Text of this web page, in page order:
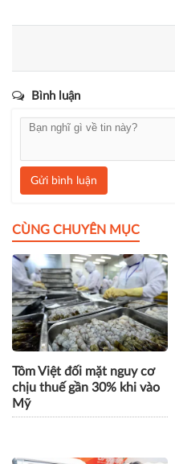
Bình luận
Gửi bình luận
CÙNG CHUYÊN MỤC
Tôm Việt đối mặt nguy cơ
chịu thuế gần 30% khi vào
Mỹ